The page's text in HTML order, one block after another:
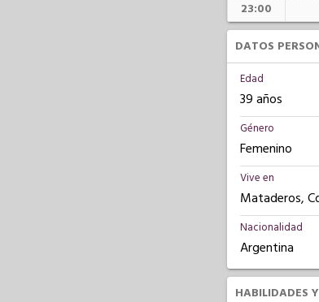
23:00
DATOS
Edad
39 años
Género
Femenino
Vive en
Mataderos,
Nacionalidad
Argentina
HABILIDADES